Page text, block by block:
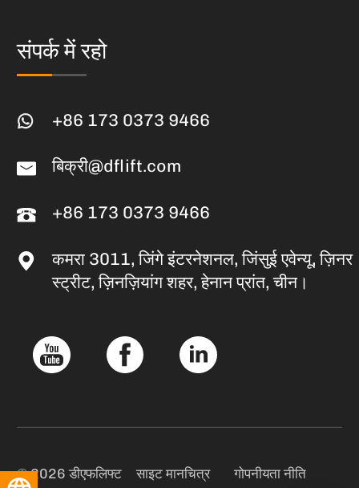
संपर्क में रहो
+86 173 0373 9466
बिक्री@dflift.com
+86 173 0373 9466
कमरा 3011, जिंगे इंटरनेशनल, जिंसुई एवेन्यू, ज़िनर
स्ट्रीट, ज़िनज़ियांग शहर, हेनान प्रांत, चीन।
© 2026 डीएफलिफ्ट साइट मानचित्र गोपनीयता नीति